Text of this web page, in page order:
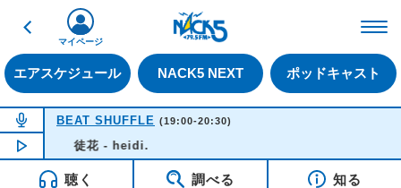
戻る
エアスケジュール NACK5 NEXT ポッドキャスト
マイページ
NOW ON AIR
BEAT SHUFFLE (19:00-20:30)
NOW PLAYING19:37
徒花 - heidi.
聴く 調べる 知る